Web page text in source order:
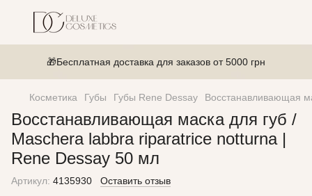
🎁Бесплатная доставка для заказов от 5000 грн
Косметика Губы Губы Rene Dessay Восстанавливающая
Восстанавливающая маска для губ /
Maschera labbra riparatrice notturna |
Rene Dessay 50 мл
Артикул: 4135930 Оставить отзыв